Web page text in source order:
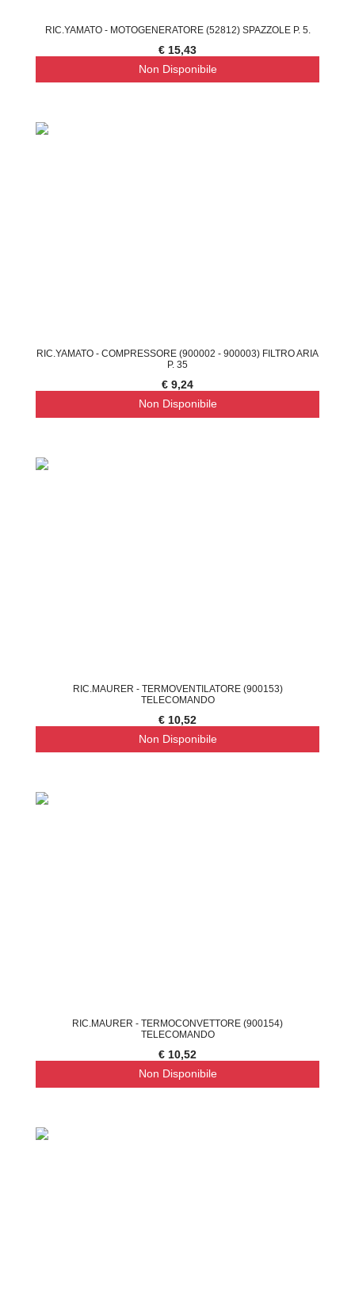
RIC.YAMATO - MOTOGENERATORE (52812) SPAZZOLE P. 5.
€ 15,43
Non Disponibile
RIC.YAMATO - COMPRESSORE (900002 - 900003) FILTRO ARIA
P. 35
€ 9,24
Non Disponibile
RIC.MAURER - TERMOVENTILATORE (900153)
TELECOMANDO
€ 10,52
Non Disponibile
RIC.MAURER - TERMOCONVETTORE (900154)
TELECOMANDO
€ 10,52
Non Disponibile